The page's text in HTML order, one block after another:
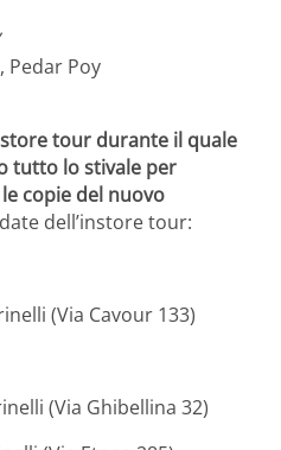
Pedar Poy
tour durante il quale
tutto lo stivale per
copie del nuovo
dell’instore tour:
(Via Cavour 133)
(Via Ghibellina 32)